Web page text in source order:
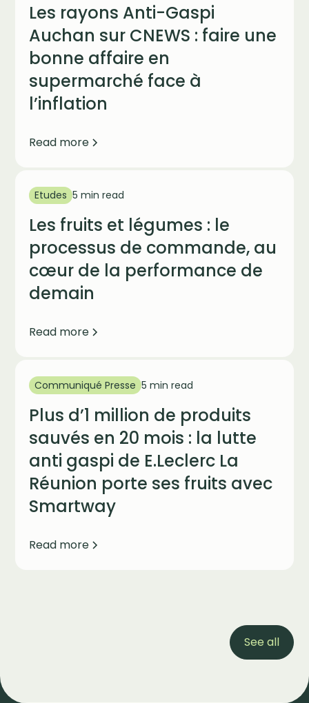
Les rayons Anti-Gaspi
Auchan sur CNEWS : faire une
bonne affaire en
supermarché face à
l’inflation
Read more
Etudes 5 min read
Les fruits et légumes : le
processus de commande, au
cœur de la performance de
demain
Read more
Communiqué Presse 5 min read
Plus d’1 million de produits
sauvés en 20 mois : la lutte
anti gaspi de E.Leclerc La
Réunion porte ses fruits avec
Smartway
Read more
See all